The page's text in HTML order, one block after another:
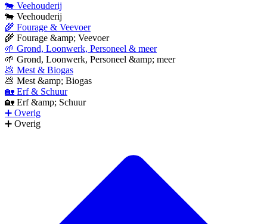
🐄 Veehouderij
🐄 Veehouderij
🌾 Fourage & Veevoer
🌾 Fourage &amp; Veevoer
🌱 Grond, Loonwerk, Personeel & meer
🌱 Grond, Loonwerk, Personeel &amp; meer
💩 Mest & Biogas
💩 Mest &amp; Biogas
🏡 Erf & Schuur
🏡 Erf &amp; Schuur
➕ Overig
➕ Overig